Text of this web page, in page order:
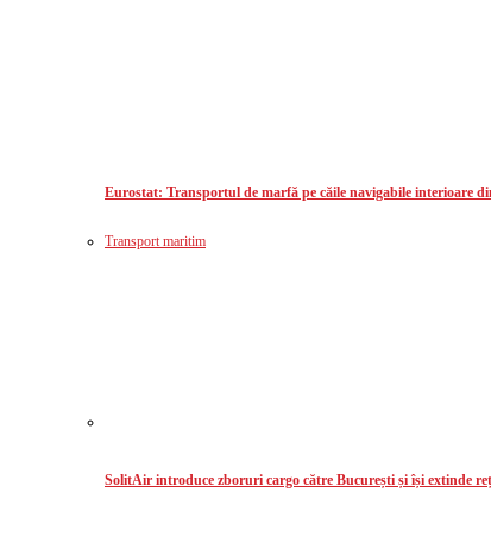
Eurostat: Transportul de marfă pe căile navigabile interioare
Transport maritim
SolitAir introduce zboruri cargo către București și își extinde